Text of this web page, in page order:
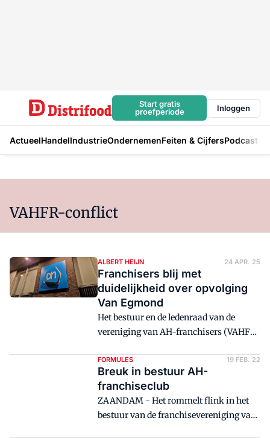
Start gratis
proefperiode
Inloggen
ActueelHandelIndustrieOndernemenFeiten & CijfersPodcast
VAHFR-conflict
ALBERT HEIJN 24 APR. 25
Franchisers blij met
duidelijkheid over opvolging
Van Egmond
Het bestuur en de ledenraad van de
vereniging van AH-franchisers (VAHFR)
aankomend ceo Margaret Versteden-van
Duijn die op 1 september aantreedt.
FORMULES 19 FEB. 22
Breuk in bestuur AH-
franchiseclub
ZAANDAM - Het rommelt flink in het
bestuur van de franchisevereniging van